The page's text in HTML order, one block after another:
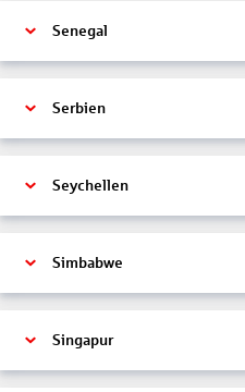
Senegal
Serbien
Seychellen
Simbabwe
Singapur